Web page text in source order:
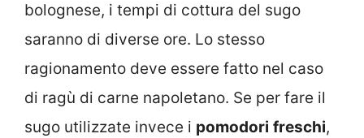
bolognese, i tempi di cottura del sugo
saranno di diverse ore. Lo stesso
ragionamento deve essere fatto nel caso
di ragù di carne napoletano. Se per fare il
sugo utilizzate invece i pomodori freschi,